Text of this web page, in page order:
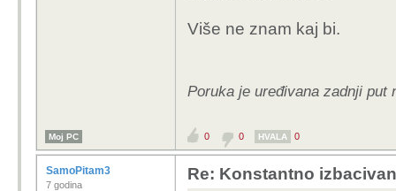
Više ne znam kaj bi.
Poruka je uređivana zadnji put
Moj PC 0 0 HVALA 0
SamoPitam3
7 godina
Re: Konstantno